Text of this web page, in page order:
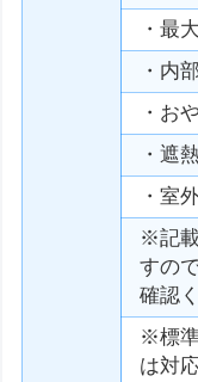
・最
・内
・お
・遮
・室
※記
すの
確認
※標
は対